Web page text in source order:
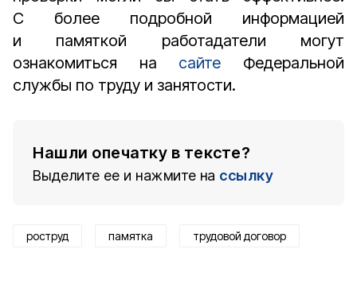
С более подробной информацией
и памяткой работадатели могут
ознакомиться на сайте Федеральной
службы по труду и занятости.
Нашли опечатку в тексте?
Выделите ее и нажмите на ссылку
роструд памятка трудовой договор